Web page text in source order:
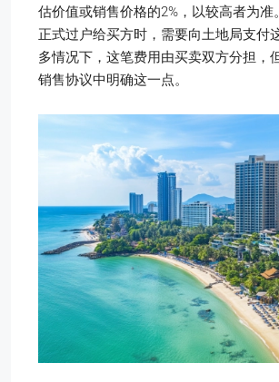
估价值或销售价格的2% ，以较高者为
正式过户给买方时，需要向土地局支付
多情况下，这笔费用由买卖双方分担，
销售协议中明确这一点。